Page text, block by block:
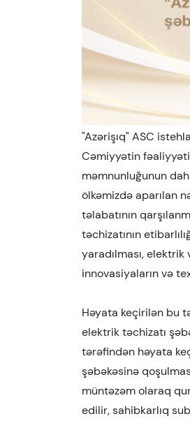
"Azərişıq" ASC
Cəmiyyətin
məmnunluğunun
ölkəmizdə aparılan
təlabatının
təchizatının
yaradılması,
innovasiyaların və
Həyata keçirilən bu
elektrik təchizatı
tərəfindən həyata
şəbəkəsinə
müntəzəm olaraq
edilir, sahibkarlıq